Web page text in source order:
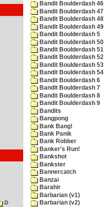
D
Bandit Boulderdash 46
Bandit Boulderdash 47
Bandit Boulderdash 48
Bandit Boulderdash 49
Bandit Boulderdash 5
Bandit Boulderdash 50
Bandit Boulderdash 51
Bandit Boulderdash 52
Bandit Boulderdash 53
Bandit Boulderdash 54
Bandit Boulderdash 6
Bandit Boulderdash 7
Bandit Boulderdash 8
Bandit Boulderdash 9
Bandits
Bangpong
Bank Bang!
Bank Panik
Bank Robber
Banker's Run!
Bankshot
Bankster
Bannercatch
Banzai
Barahir
Barbarian (v1)
Barbarian (v2)